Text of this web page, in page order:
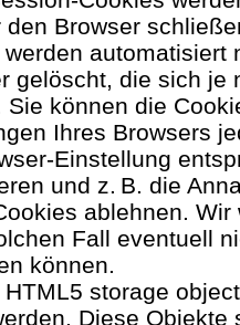
Browser
automatisiert
gelöscht, die sich je
können die
Ihres Browsers
Einstellung
und z. B. die
ablehnen.
Fall eventuell
können.
storage
Diese Objekte